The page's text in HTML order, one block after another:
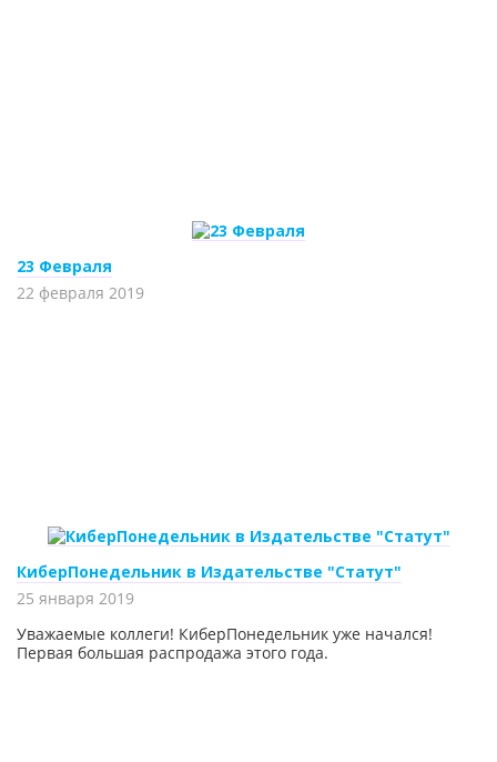
23 Февраля
22 февраля 2019
КиберПонедельник в Издательстве "Статут"
25 января 2019
Уважаемые коллеги! КиберПонедельник уже начался!
Первая большая распродажа этого года.